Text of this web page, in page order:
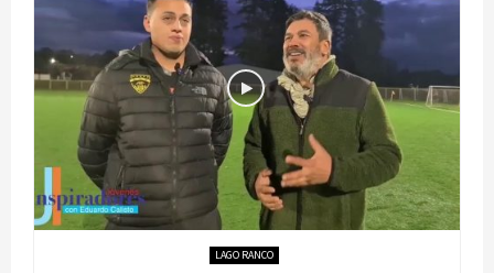
LAGO RANCO